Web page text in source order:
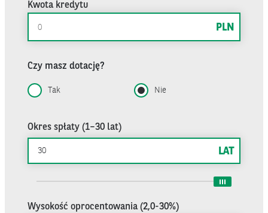
Kwota kredytu
PLN
Czy masz dotację?
Tak Nie
Okres spłaty (1–30 lat)
LAT
Wysokość oprocentowania (2,0-30%)